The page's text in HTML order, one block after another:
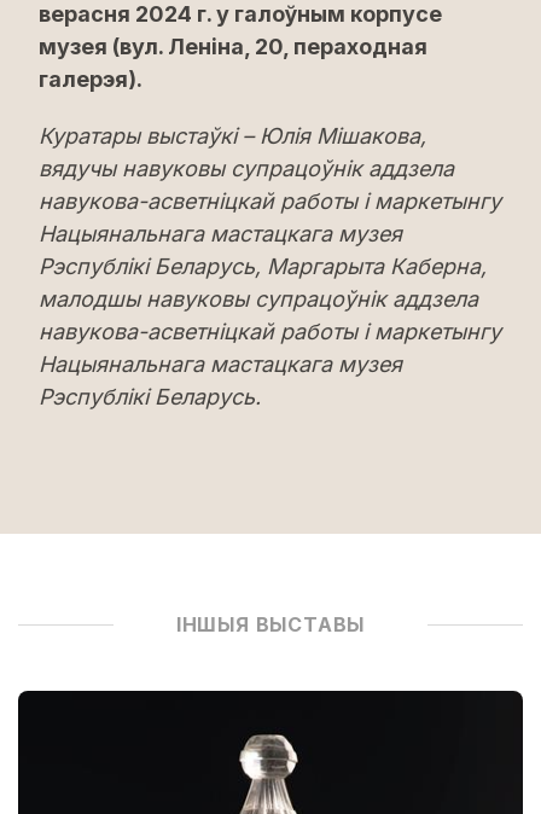
верасня 2024 г. у галоўным корпусе
музея (вул. Леніна, 20, пераходная
галерэя).
Куратары выстаўкі – Юлія Мішакова,
вядучы навуковы супрацоўнік аддзела
навукова-асветніцкай работы і маркетынгу
Нацыянальнага мастацкага музея
Рэспублікі Беларусь, Маргарыта Каберна,
малодшы навуковы супрацоўнік аддзела
навукова-асветніцкай работы і маркетынгу
Нацыянальнага мастацкага музея
Рэспублікі Беларусь.
ІНШЫЯ ВЫСТАВЫ